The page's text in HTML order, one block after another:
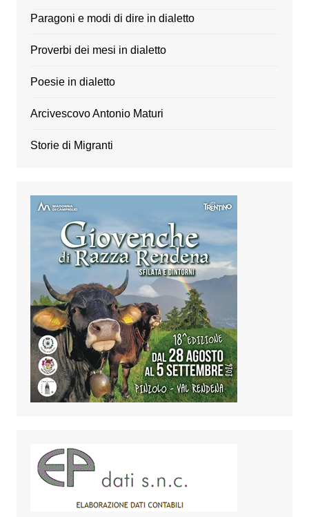
Paragoni e modi di dire in dialetto
Proverbi dei mesi in dialetto
Poesie in dialetto
Arcivescovo Antonio Maturi
Storie di Migranti